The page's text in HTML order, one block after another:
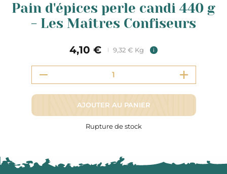
Pain d'épices perle candi 440 g
- Les Maîtres Confiseurs
4,10 € 9,32 € Kg i
AJOUTER AU PANIER
Rupture de stock